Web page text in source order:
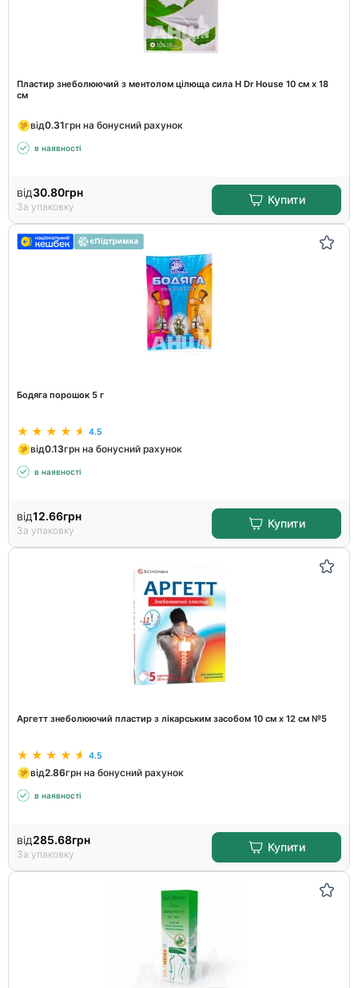
Пластир знеболюючий з ментолом цілюща сила H Dr House 10 см х 18
см
від0.31грн на бонусний рахунок
в наявності
від30.80грн
За упаковку
Купити
Бодяга порошок 5 г
4.5
від0.13грн на бонусний рахунок
в наявності
від12.66грн
За упаковку
Купити
Аргетт знеболюючий пластир з лікарським засобом 10 см х 12 см №5
4.5
від2.86грн на бонусний рахунок
в наявності
від285.68грн
За упаковку
Купити